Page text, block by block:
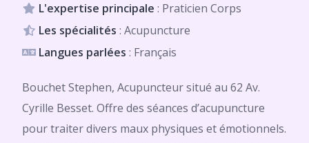
L'expertise principale : Praticien Corps
Les spécialités : Acupuncture
Langues parlées : Français
Bouchet Stephen, Acupuncteur situé au 62 Av.
Cyrille Besset. Offre des séances d’acupuncture
pour traiter divers maux physiques et émotionnels.